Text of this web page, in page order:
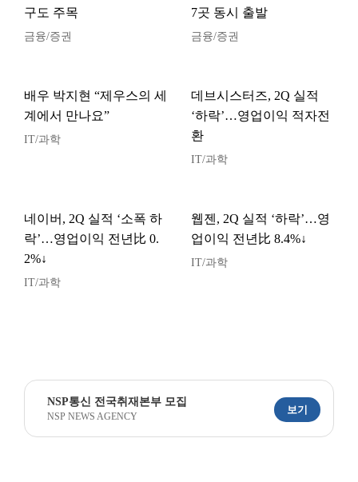
구도 주목
금융/증권
7곳 동시 출발
금융/증권
배우 박지현 “제우스의 세
계에서 만나요”
IT/과학
데브시스터즈, 2Q 실적
‘하락’…영업이익 적자전
환
IT/과학
네이버, 2Q 실적 ‘소폭 하
락’…영업이익 전년比 0.
2%↓
IT/과학
웹젠, 2Q 실적 ‘하락’…영
업이익 전년比 8.4%↓
IT/과학
NSP통신 전국취재본부 모집
NSP NEWS AGENCY
보기